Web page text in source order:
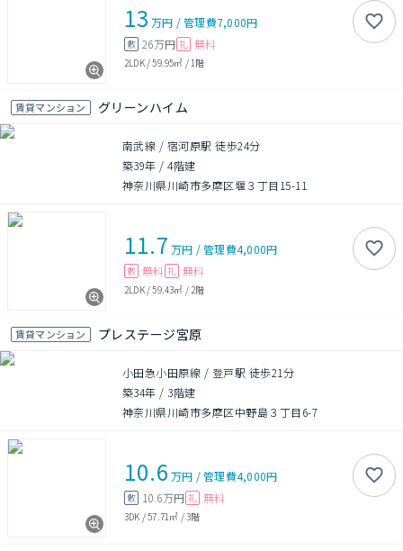
13 万円 /管理費7,000円
敷 26万円 礼 無料
2LDK/59.95㎡ / 1階
賃貸マンション グリーンハイム
南武線 / 宿河原駅 徒歩24分
築39年 /4階建
神奈川県川崎市多摩区堰３丁目15-11
11.7 万円 /管理費4,000円
敷 無料 礼 無料
2LDK/59.43㎡ / 2階
賃貸マンション プレステージ宮原
小田急小田原線 / 登戸駅 徒歩21分
築34年 / 3階建
神奈川県川崎市多摩区中野島３丁目6-7
10.6 万円 /管理費4,000円
敷 10.6万円 礼 無料
3DK /57.71㎡ /3階